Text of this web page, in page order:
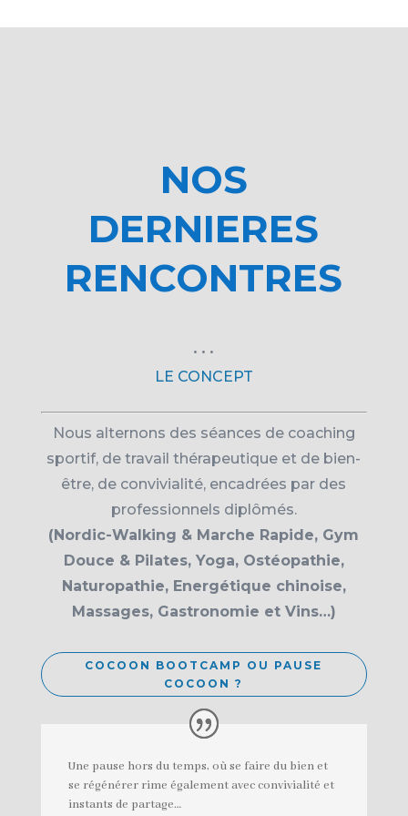
NOS
DERNIERES
RENCONTRES
• • •
LE CONCEPT
Nous alternons des séances de coaching
sportif, de travail thérapeutique et de bien-
être, de convivialité, encadrées par des
professionnels diplômés.
(Nordic-Walking & Marche Rapide, Gym
Douce & Pilates, Yoga, Ostéopathie,
Naturopathie, Energétique chinoise,
Massages, Gastronomie et Vins…)
COCOON BOOTCAMP OU PAUSE
COCOON ?
Une pause hors du temps, où se faire du bien et
se régénérer rime également avec convivialité et
instants de partage…